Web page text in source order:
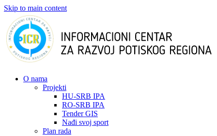
Skip to main content
О nama
Projekti
HU-SRB IPA
RO-SRB IPA
Tender GIS
Nađi svoj sport
Plan rada